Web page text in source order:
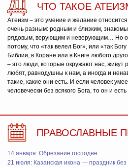
ЧТО ТАКОЕ
Атеизм – это умение и желание
очень разным: родным и близким,
рядовым, верующим и неверующим… Но
потому, что «так велел Бог», или «так
Библии, в Коране или в Книге любого
– это люди, которые окружают нас, живут
любят, равнодушны к нам, а иногда и
такие, какие они есть. И если человек
человечески без всякого Бога, то он и есть
ПРАВОСЛАВНЫЕ
14 января: Обрезание господне
21 июля: Казанская икона — праздник без